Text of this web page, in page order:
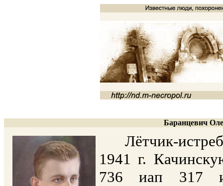
Баранцевич
Лётчик-
1941 г.
736 иап 317